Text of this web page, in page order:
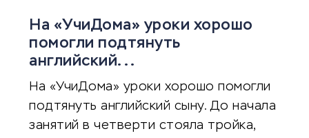
На «УчиДома» уроки хорошо
помогли подтянуть
английский...
На «УчиДома» уроки хорошо помогли
подтянуть английский сыну. До начала
занятий в четверти стояла тройка,